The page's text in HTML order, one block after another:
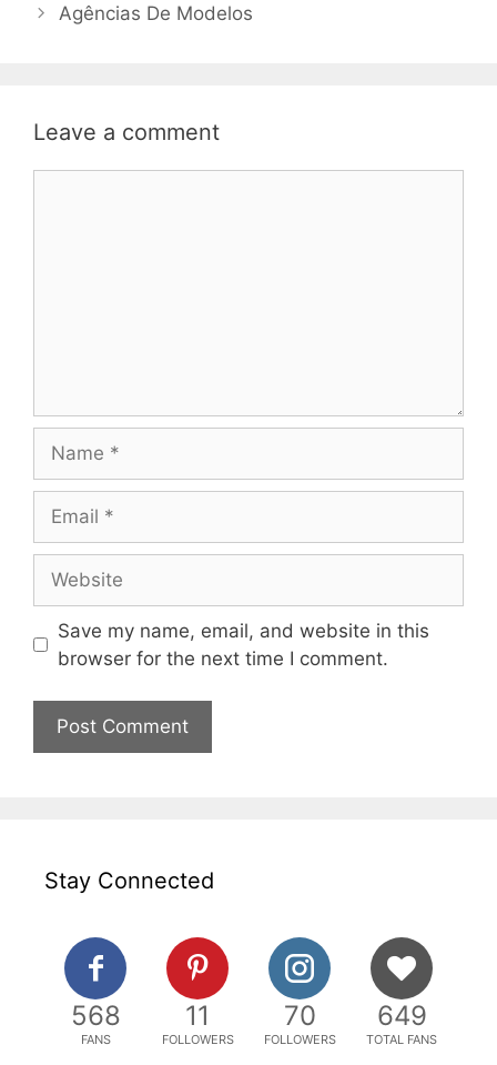
Agências De Modelos
Leave a comment
Save my name, email, and website in this
browser for the next time I comment.
Stay Connected
568
FANS
11
FOLLOWERS
70
FOLLOWERS
649
TOTAL FANS